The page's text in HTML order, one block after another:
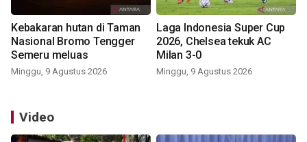
Kebakaran hutan di Taman
Nasional Bromo Tengger
Semeru meluas
Minggu, 9 Agustus 2026
Laga Indonesia Super Cup
2026, Chelsea tekuk AC
Milan 3-0
Minggu, 9 Agustus 2026
Video